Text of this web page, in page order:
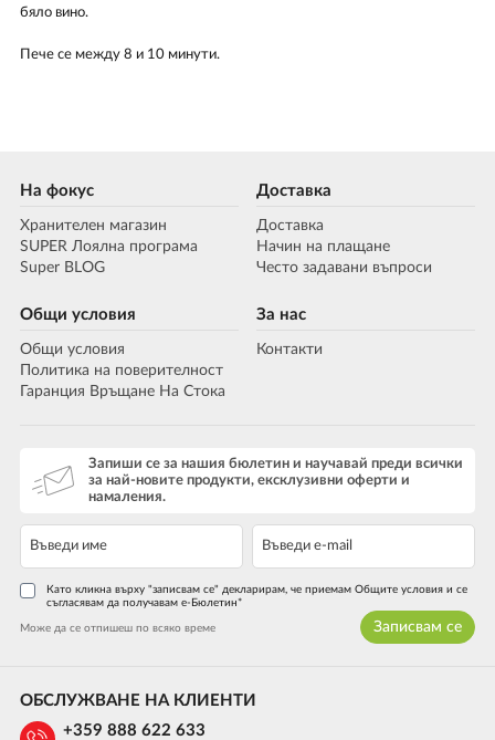
бяло вино.
Пече се между 8 и 10 минути.
На фокус
Хранителен магазин
SUPER Лоялна програма
Super BLOG
Доставка
Доставка
Начин на плащане
Често задавани въпроси
Общи условия
Общи условия
Политика на поверителност
Гаранция Връщане На Стока
За нас
Контакти
Запиши се за нашия бюлетин и научавай преди всички
за най-новите продукти, ексклузивни оферти и
намаления.
Като кликна върху "записвам се" декларирам, че приемам Общите условия и се
съгласявам да получавам е-Бюлетин*
Може да се отпишеш по всяко време Записвам се
ОБСЛУЖВАНЕ НА КЛИЕНТИ
+359 888 622 633